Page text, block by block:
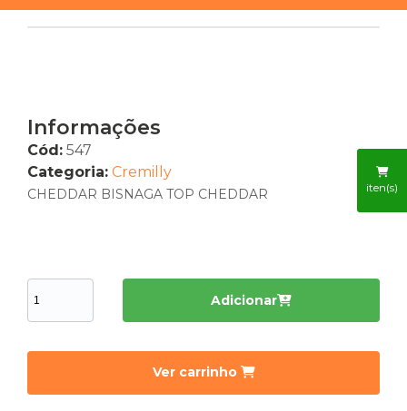
iten(s)
Informações
Cód: 547
Categoria: Cremilly
CHEDDAR BISNAGA TOP CHEDDAR
Adicionar
Ver carrinho